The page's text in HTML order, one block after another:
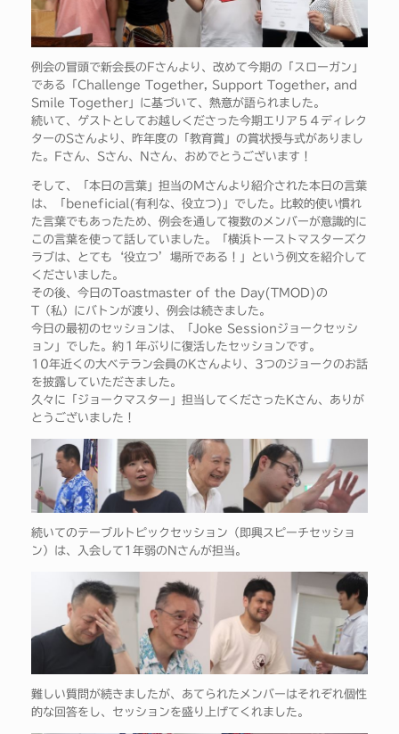
例会の冒頭で新会長のFさんより、改めて今期の「スローガン」
である「Challenge Together, Support Together, and
Smile Together」に基づいて、熱意が語られました。
続いて、ゲストとしてお越しくださった今期エリア５４ディレク
ターのSさんより、昨年度の「教育賞」の賞状授与式がありまし
た。Fさん、Sさん、Nさん、おめでとうございます！
そして、「本日の言葉」担当のMさんより紹介された本日の言葉
は、「beneficial(有利な、役立つ)」でした。比較的使い慣れ
た言葉でもあったため、例会を通して複数のメンバーが意識的に
この言葉を使って話していました。「横浜トーストマスターズク
ラブは、とても‘役立つ’場所である！」という例文を紹介して
くださいました。
その後、今日のToastmaster of the Day(TMOD)の
T（私）にバトンが渡り、例会は続きました。
今日の最初のセッションは、「Joke Sessionジョークセッシ
ョン」でした。約１年ぶりに復活したセッションです。
10年近くの大ベテラン会員のKさんより、3つのジョークのお話
を披露していただきました。
久々に「ジョークマスター」担当してくださったKさん、ありが
とうございました！
続いてのテーブルトピックセッション（即興スピーチセッショ
ン）は、入会して1年弱のNさんが担当。
難しい質問が続きましたが、あてられたメンバーはそれぞれ個性
的な回答をし、セッションを盛り上げてくれました。